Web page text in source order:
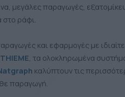
μεγάλες παραγωγές,
στο ράφι.
και εφαρμογές με
THIEME, τα ολοκληρωμένα
καλύπτουν τις
παραγωγή.